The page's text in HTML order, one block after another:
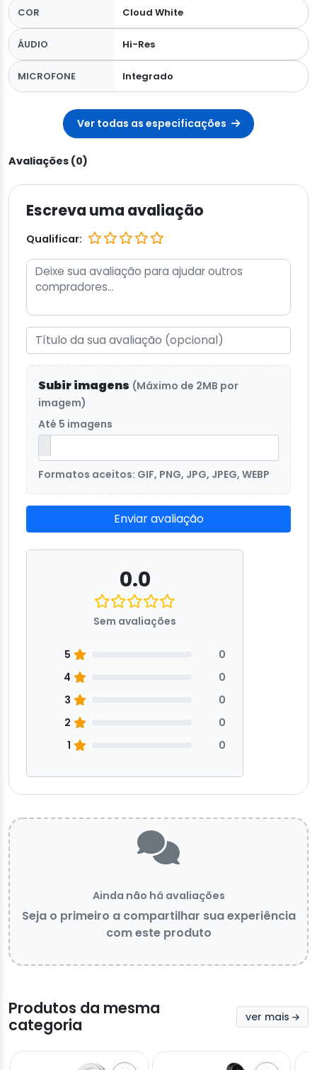
COR Cloud White
ÁUDIO Hi-Res
MICROFONE Integrado
Ver todas as especificações
Avaliações (0)
Escreva uma avaliação
Qualificar:
Subir imagens (Máximo de 2MB por
imagem)
Até 5 imagens
Formatos aceitos: GIF, PNG, JPG, JPEG, WEBP
Enviar avaliação
0.0
Sem avaliações
5
0
4
0
3
0
2
0
1
0
Ainda não há avaliações
Seja o primeiro a compartilhar sua experiência
com este produto
Produtos da mesma
categoria
ver mais